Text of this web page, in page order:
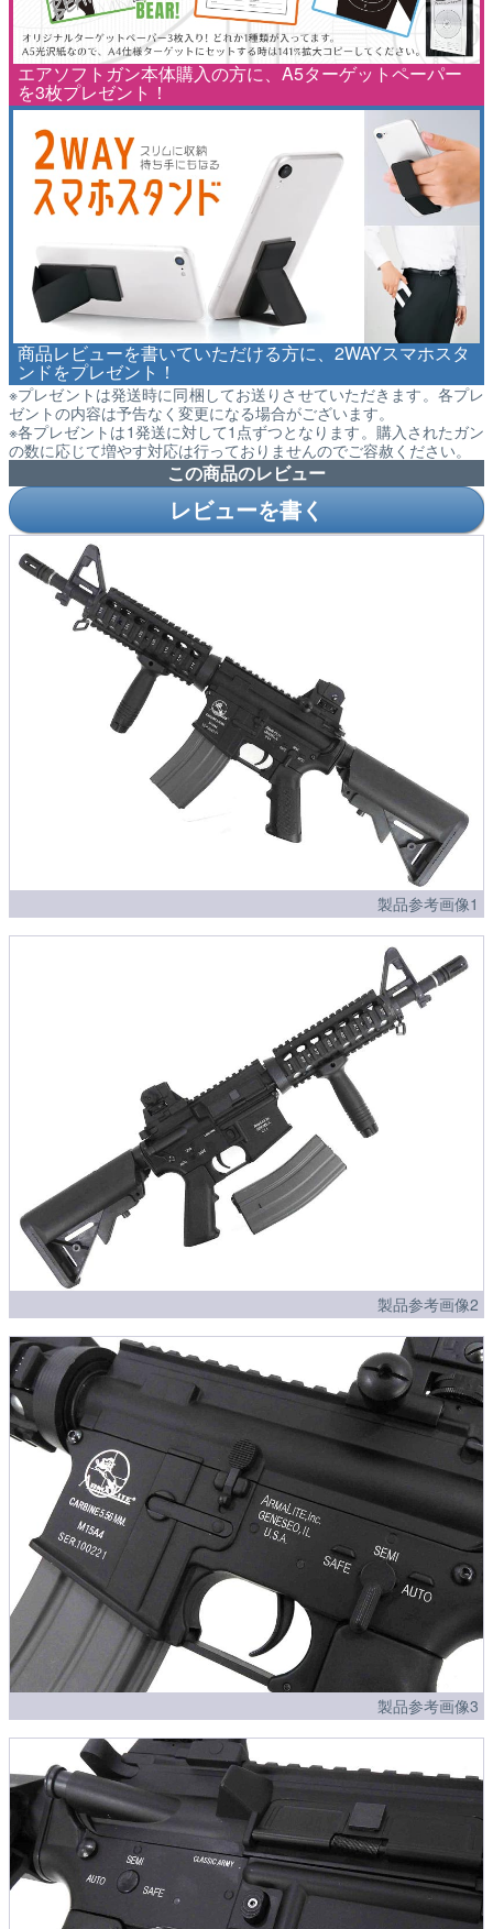
エアソフトガン本体購入の方に、A5ターゲットペーパー
を3枚プレゼント！
商品レビューを書いていただける方に、2WAYスマホスタ
ンドをプレゼント！
※プレゼントは発送時に同梱してお送りさせていただきます。各プレ
ゼントの内容は予告なく変更になる場合がございます。
※各プレゼントは1発送に対して1点ずつとなります。購入されたガン
の数に応じて増やす対応は行っておりませんのでご容赦ください。
この商品のレビュー
レビューを書く
製品参考画像1
製品参考画像2
製品参考画像3